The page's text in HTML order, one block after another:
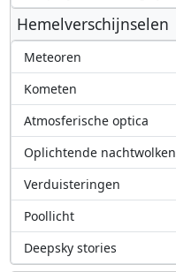
Hemelverschijnselen
Meteoren
Kometen
Atmosferische optica
Oplichtende nachtwolken
Verduisteringen
Poollicht
Deepsky stories